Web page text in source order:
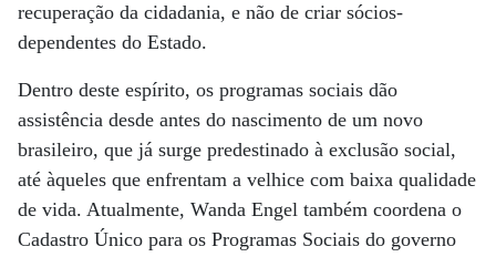
recuperação da cidadania, e não de criar sócios-
dependentes do Estado.
Dentro deste espírito, os programas sociais dão
assistência desde antes do nascimento de um novo
brasileiro, que já surge predestinado à exclusão social,
até àqueles que enfrentam a velhice com baixa qualidade
de vida. Atualmente, Wanda Engel também coordena o
Cadastro Único para os Programas Sociais do governo